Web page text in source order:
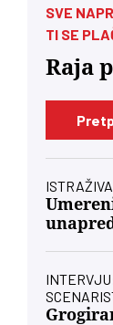
SVE
TI SE
Raja